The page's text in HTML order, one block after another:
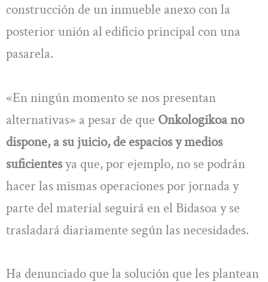
construcción de un inmueble anexo con la
posterior unión al edificio principal con una
pasarela.
«En ningún momento se nos presentan
alternativas» a pesar de que Onkologikoa no
dispone, a su juicio, de espacios y medios
suficientesya que, por ejemplo, no se podrán
hacer las mismas operaciones por jornada y
parte del material seguirá en el Bidasoa y se
trasladará diariamente según las necesidades.
Ha denunciado que la solución que les plantean